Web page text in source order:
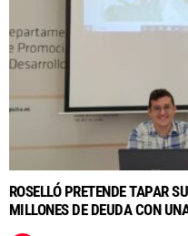
ROSELLÓ PRETENDE TAPAR
MILLONES DE DEUDA CON